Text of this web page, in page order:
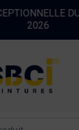
2026